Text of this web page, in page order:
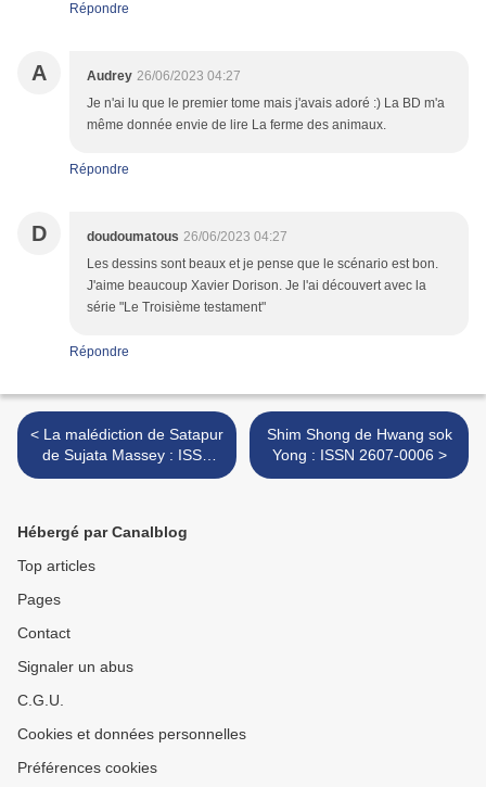
Répondre
A Audrey 26/06/2023 04:27
Je n'ai lu que le premier tome mais j'avais adoré :) La BD m'a
même donnée envie de lire La ferme des animaux.
Répondre
D doudoumatous 26/06/2023 04:27
Les dessins sont beaux et je pense que le scénario est bon.
J'aime beaucoup Xavier Dorison. Je l'ai découvert avec la
série "Le Troisième testament"
Répondre
< La malédiction de Satapur
de Sujata Massey : ISSN
2607-0006
Shim Shong de Hwang sok
Yong : ISSN 2607-0006 >
Hébergé par Canalblog
Top articles
Pages
Contact
Signaler un abus
C.G.U.
Cookies et données personnelles
Préférences cookies